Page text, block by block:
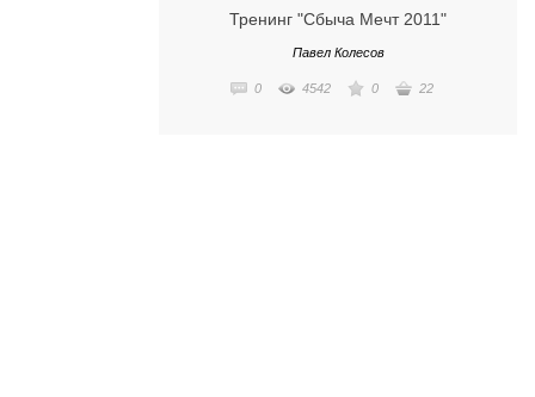
Тренинг "Сбыча Мечт 2011"
Павел Колесов
0 4542 0 22